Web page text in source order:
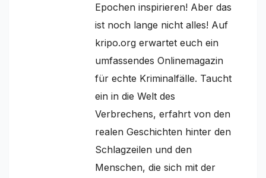
Epochen inspirieren! Aber das
ist noch lange nicht alles! Auf
kripo.org erwartet euch ein
umfassendes Onlinemagazin
für echte Kriminalfälle. Taucht
ein in die Welt des
Verbrechens, erfahrt von den
realen Geschichten hinter den
Schlagzeilen und den
Menschen, die sich mit der